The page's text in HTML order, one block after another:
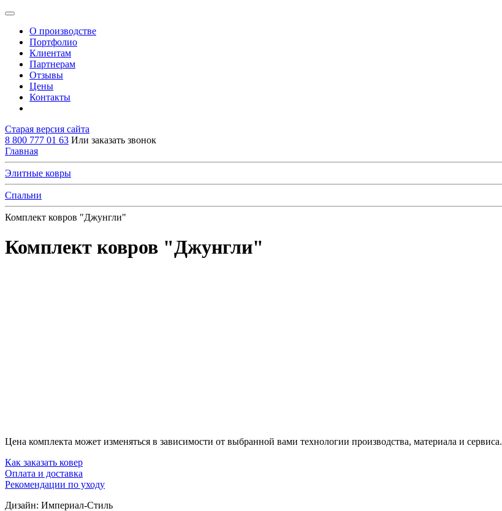
О производстве
Портфолио
Клиентам
Партнерам
Отзывы
Цены
Контакты
Старая версия сайта
8 800 777 01 63 Или заказать звонок
Главная
Элитные ковры
Спальни
Комплект ковров "Джунгли"
Комплект ковров "Джунгли"
Цена комплекта может изменяться в зависимости от выбранной вами технологии производства, материала и сервиса.
Как заказать ковер
Оплата и доставка
Рекомендации по уходу
Дизайн: Империал-Стиль